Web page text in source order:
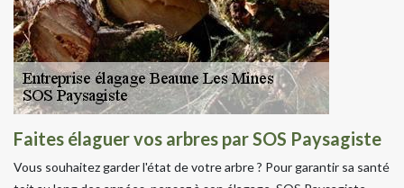
Faites élaguer vos arbres par SOS Paysagiste
Vous souhaitez garder l'état de votre arbre ? Pour garantir sa santé